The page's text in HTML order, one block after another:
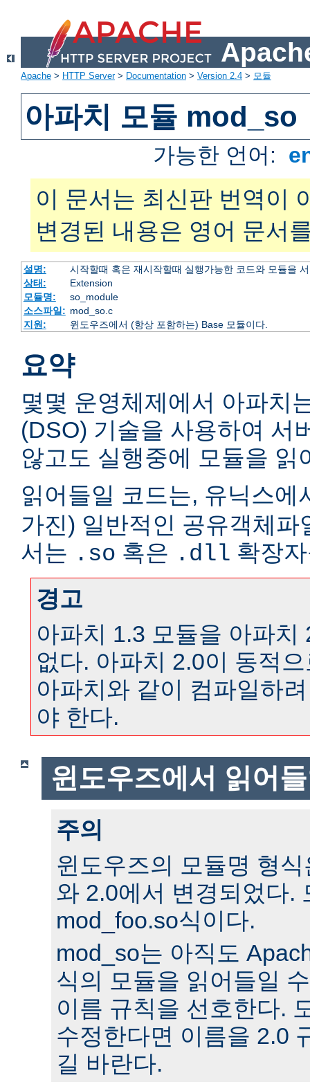
Apache > HTTP Server> Documentation > Version 2.4 > 모듈
아파치 모듈 mod_so
가능한 언어:
이 문서는 최신판 번역이
변경된 내용은 영어 문서
설명:
시작할때 혹은 재시작할때 실행가능한 코드와 모듈을
상태:
Extension
모듈명:
so_module
소스파일: mod_so.c
지원:
윈도우즈에서 (항상 포함하는) Base 모듈이다.
요약
몇몇 운영체제에서 아파치
(DSO) 기술을 사용하여 서
않고도 실행중에 모듈을 읽
읽어들일 코드는, 유닉스에
가진) 일반적인 공유객체파
서는 .so 혹은 .dll 확장
경고
아파치 1.3 모듈을 아파치
없다. 아파치 2.0이 동적
아파치와 같이 컴파일하
야 한다.
윈도우즈에서 읽어
주의
윈도우즈의 모듈명 형
와 2.0에서 변경되었다.
mod_foo.so식이다.
mod_so는 아직도
식의 모듈을 읽어들일
이름 규칙을 선호한다.
수정한다면 이름을 2.0
길 바란다.